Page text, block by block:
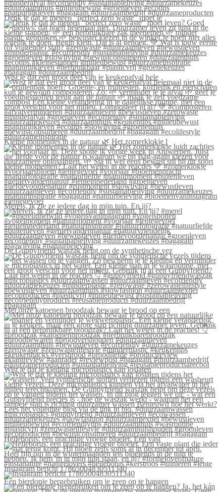
Denk je dat je meteen “perfect zero waste” moet le
Wist je dat een groot deel van je keukenafval hele
Kleine momentjes in de natuur 🌿 Het zomerklokje l
Merels, ik zie ze iedere dag in mijn tuin. En jij?
De Guppyfriend waszak helpt om de synthetische vez
Met onze katoenen broodzak bewaar je brood op een
Wist je dat je kleding microplastics kan loslaten
Helleborus: een prachtige vroege bloeier. Een vast
Instagram bericht 17865004830511340
Een bierdopje hergebruiken om je zeep op te hangen